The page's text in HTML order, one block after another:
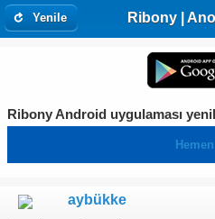
Ribony |
Yenile
Ribony Android uygulaması
aybükke